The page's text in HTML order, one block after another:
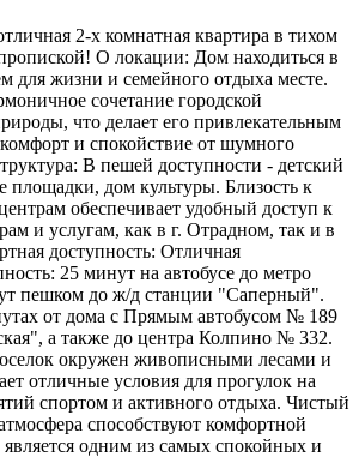
2-х комнатная квартира в тихом
О локации: Дом находиться в
для жизни и семейного отдыха месте.
сочетание городской
что делает его привлекательным
и спокойствие от шумного
В пешей доступности - детский
площадки, дом культуры. Близость к
обеспечивает удобный доступ к
и услугам, как в г. Отрадном, так и в
доступность: Отличная
25 минут на автобусе до метро
пешком до ж/д станции "Саперный".
от дома с Прямым автобусом № 189
а также до центра Колпино № 332.
окружен живописными лесами и
отличные условия для прогулок на
спортом и активного отдыха. Чистый
способствуют комфортной
одним из самых спокойных и